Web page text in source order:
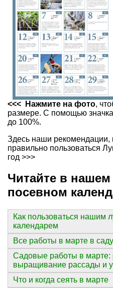
<<< Нажмите на фото,
размере. С помощью
до 100%.
Здесь наши рекомендации,
правильно пользоваться
год >>>
Читайте в
посевном
Как пользоваться нашим
календарем
Все работы в марте в
Садовые работы в марте:
выращивание рассады и
Что и когда сеять в марте